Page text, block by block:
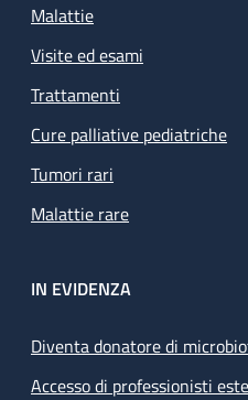
Malattie
Visite ed esami
Trattamenti
Cure palliative pediatriche
Tumori rari
Malattie rare
IN EVIDENZA
Diventa donatore di
Accesso di professionisti